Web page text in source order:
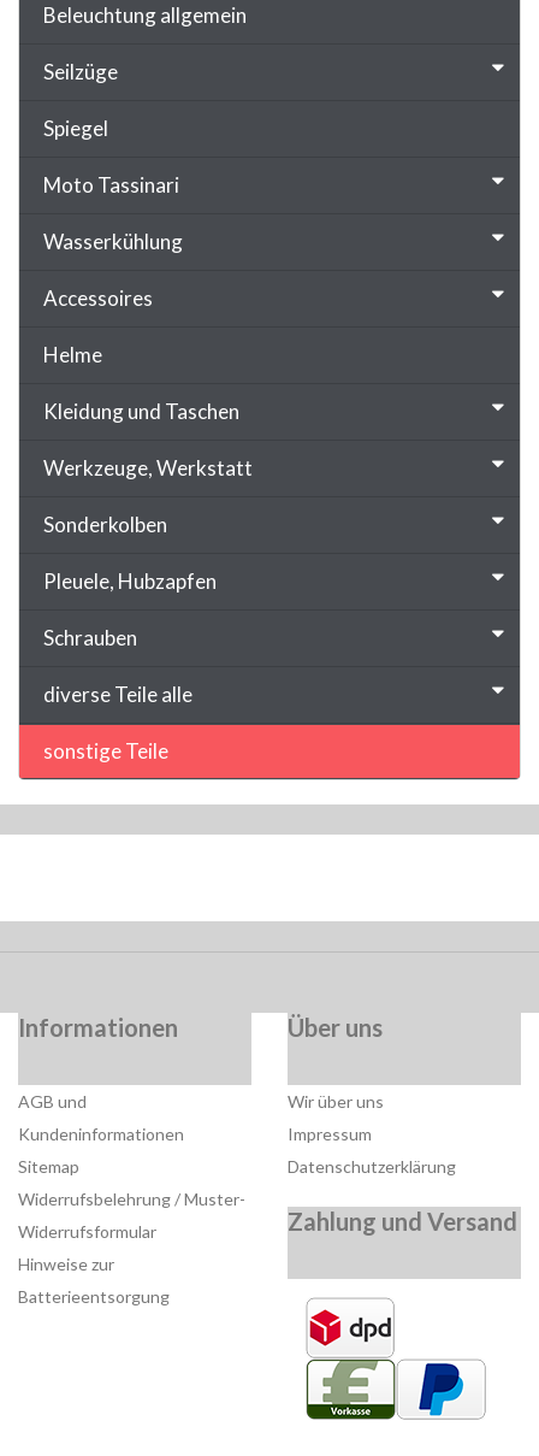
Beleuchtung allgemein
Seilzüge
Spiegel
Moto Tassinari
Wasserkühlung
Accessoires
Helme
Kleidung und Taschen
Werkzeuge, Werkstatt
Sonderkolben
Pleuele, Hubzapfen
Schrauben
diverse Teile alle
sonstige Teile
Informationen
AGB und
Kundeninformationen
Sitemap
Widerrufsbelehrung / Muster-
Widerrufsformular
Hinweise zur
Batterieentsorgung
Über uns
Wir über uns
Impressum
Datenschutzerklärung
Zahlung und Versand